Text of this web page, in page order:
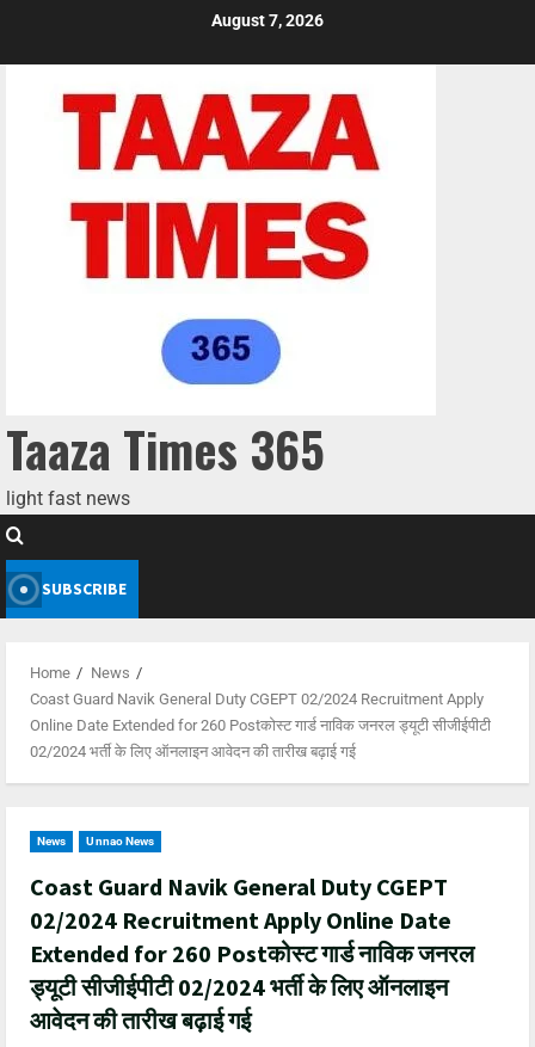
August 7, 2026
Taaza Times 365
light fast news
SUBSCRIBE
Home
News
Coast Guard Navik General Duty CGEPT 02/2024 Recruitment Apply
Online Date Extended for 260 Postकोस्ट गार्ड नाविक जनरल ड्यूटी सीजीईपीटी
02/2024 भर्ती के लिए ऑनलाइन आवेदन की तारीख बढ़ाई गई
News Unnao News
Coast Guard Navik General Duty CGEPT
02/2024 Recruitment Apply Online Date
Extended for 260 Postकोस्ट गार्ड नाविक जनरल
ड्यूटी सीजीईपीटी 02/2024 भर्ती के लिए ऑनलाइन
आवेदन की तारीख बढ़ाई गई